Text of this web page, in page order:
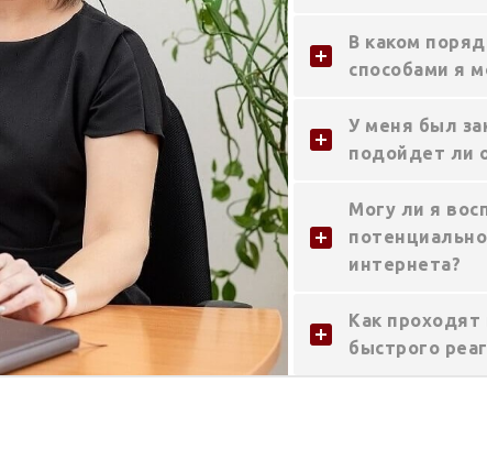
В каком
способами я
У меня был
подойдет ли
Могу ли я
интернета?
Как проходят
быстрого